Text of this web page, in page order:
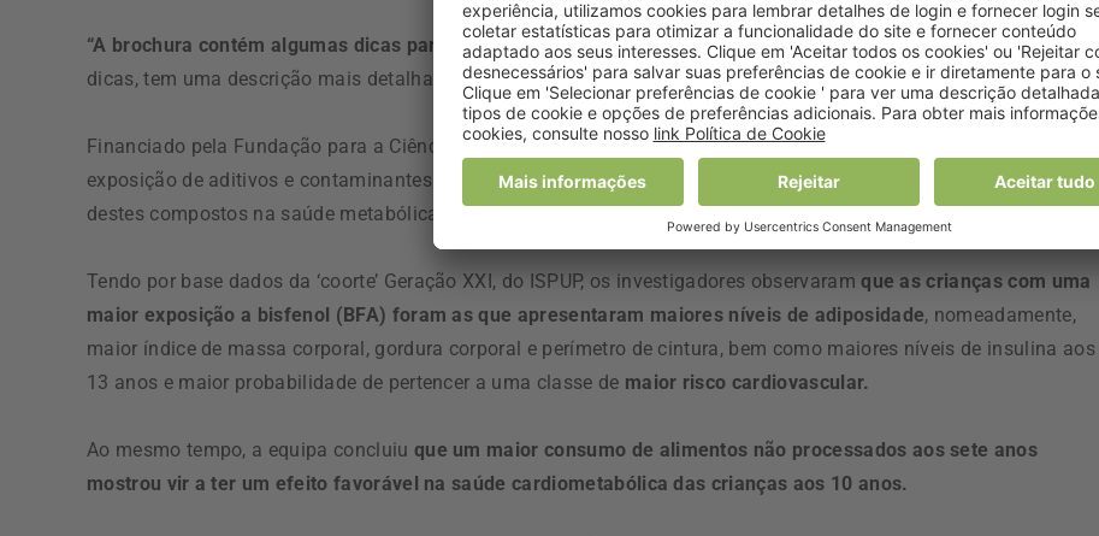
“A brochura contém algumas dicas para o consumidor finale alguns conselhos práticas, já o e-book, além destas
dicas, tem uma descrição mais detalhada do projeto e o seu resultado”, esclareceu Diogo Torres.
Financiado pela Fundação para a Ciência e a Tecnologia (FCT), o projeto FOCACCia tentou compreender a
exposição de aditivos e contaminantes alimentar, assim como de padrões alimentares com níveis mais elevados
destes compostos na saúde metabólica e cognitiva de crianças e adolescentes.
Tendo por base dados da ‘coorte’ Geração XXI, do ISPUP, os investigadores observaramque as crianças com uma
maior exposição a bisfenol (BFA) foram as que apresentaram maiores níveis de adiposidade, nomeadamente,
maior índice de massa corporal, gordura corporal e perímetro de cintura, bem como maiores níveis de insulina aos
13 anos e maior probabilidade de pertencer a uma classe de maior risco cardiovascular.
Ao mesmo tempo, a equipa concluiu que um maior consumo de alimentos não processados aos sete anos
mostrou vir a ter um efeito favorável na saúde cardiometabólica das crianças aos 10 anos.